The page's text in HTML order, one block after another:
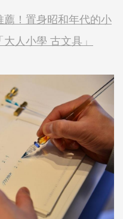
！置身昭和年代的小
人小學 古文具」